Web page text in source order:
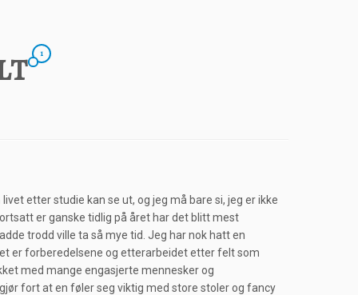
1
etter studie kan se ut, og jeg må bare si, jeg er ikke
er ganske tidlig på året har det blitt mest
trodd ville ta så mye tid. Jeg har nok hatt en
er forberedelsene og etterarbeidet etter felt som
med mange engasjerte mennesker og
fort at en føler seg viktig med store stoler og fancy